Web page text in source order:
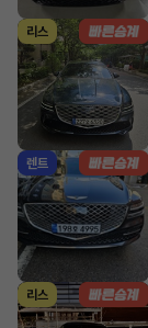
리스
렌트
리스